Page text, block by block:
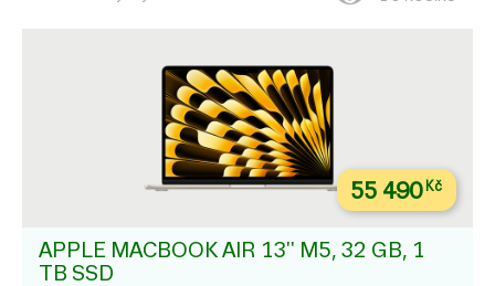
55 490Kč
APPLE MACBOOK AIR 13'' M5, 32 GB, 1
TB SSD